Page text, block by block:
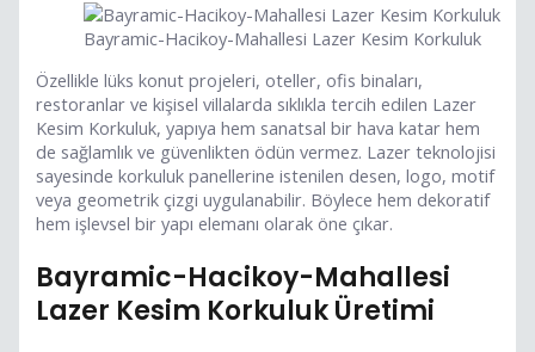
Bayramic-Hacikoy-Mahallesi Lazer Kesim Korkuluk
Özellikle lüks konut projeleri, oteller, ofis binaları,
restoranlar ve kişisel villalarda sıklıkla tercih edilen Lazer
Kesim Korkuluk, yapıya hem sanatsal bir hava katar hem
de sağlamlık ve güvenlikten ödün vermez. Lazer teknolojisi
sayesinde korkuluk panellerine istenilen desen, logo, motif
veya geometrik çizgi uygulanabilir. Böylece hem dekoratif
hem işlevsel bir yapı elemanı olarak öne çıkar.
Bayramic-Hacikoy-Mahallesi
Lazer Kesim Korkuluk Üretimi